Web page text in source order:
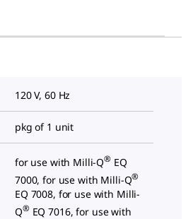
120 V, 60 Hz
pkg of 1 unit
for use with Milli-Q® EQ
7000, for use with Milli-Q®
EQ 7008, for use with Milli-
Q® EQ 7016, for use with